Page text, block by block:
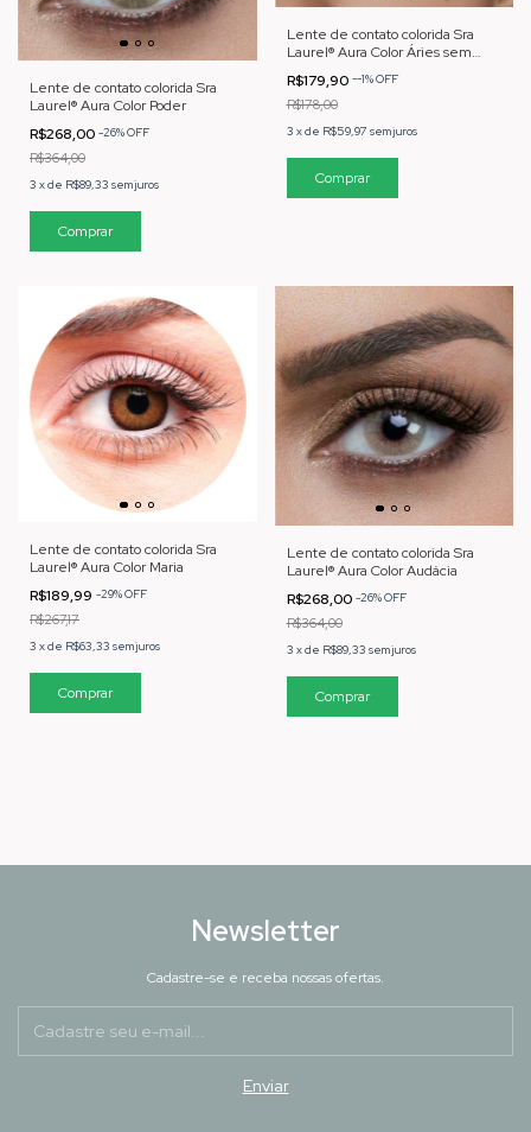
Lente de contato colorida Sra
Laurel® Aura Color Poder
R$268,00 -26%OFF
R$364,00
3 xde R$89,33 sem juros
Lente de contato colorida Sra
Laurel® Aura Color Áries sem
borda
R$179,90 --1%OFF
R$178,00
3 xde R$59,97 sem juros
Lente de contato colorida Sra
Laurel® Aura Color Maria
R$189,99 -29%OFF
R$267,17
3 xde R$63,33 sem juros
Lente de contato colorida Sra
Laurel® Aura Color Audácia
R$268,00 -26%OFF
R$364,00
3 xde R$89,33 sem juros
Newsletter
Cadastre-se e receba nossas ofertas.